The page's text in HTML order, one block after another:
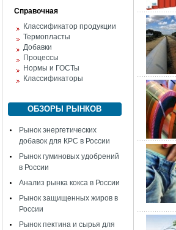
Справочная
Классификатор продукции
Термопласты
Добавки
Процессы
Нормы и ГОСТы
Классификаторы
ОБЗОРЫ РЫНКОВ
Рынок энергетических
добавок для КРС в России
Рынок гуминовых удобрений
в России
Анализ рынка кокса в России
Рынок защищенных жиров в
России
Рынок пектина и сырья для